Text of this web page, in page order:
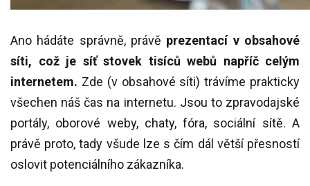
Ano hádáte správně, právě prezentací v obsahové
síti, což je síť stovek tisíců webů napříč celým
internetem. Zde (v obsahové síti) trávíme prakticky
všechen náš čas na internetu. Jsou to zpravodajské
portály, oborové weby, chaty, fóra, sociální sítě. A
právě proto, tady všude lze s čím dál větší přesností
oslovit potenciálního zákazníka.